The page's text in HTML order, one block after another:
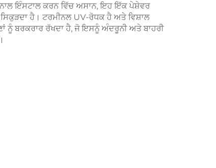
ਇੰਸਟਾਲ ਕਰਨ ਵਿੱਚ ਅਸਾਨ, ਇਹ ਇੱਕ ਪੇਸ਼ੇਵਰ
ਹੈ। ਟਰਮੀਨਲ UV-ਰੋਧਕ ਹੈ ਅਤੇ ਵਿਸ਼ਾਲ
ਨੂੰ ਬਰਕਰਾਰ ਰੱਖਦਾ ਹੈ, ਜੋ ਇਸਨੂੰ ਅੰਦਰੂਨੀ ਅਤੇ ਬਾਹਰੀ